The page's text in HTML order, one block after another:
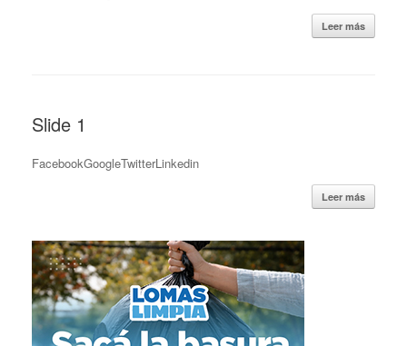
Leer más
Slide 1
FacebookGoogleTwitterLinkedin
Leer más